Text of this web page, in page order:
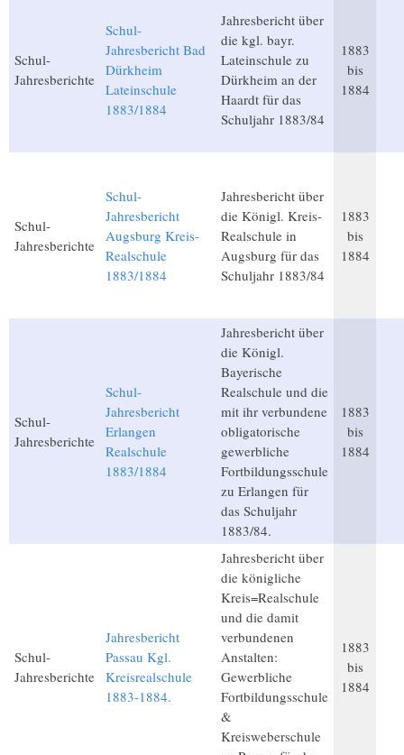
Schul-
Jahresberichte
Schul-
Jahresbericht Bad
Dürkheim
Lateinschule
1883/1884
Jahresbericht über
die kgl. bayr.
Lateinschule zu
Dürkheim an der
Haardt für das
Schuljahr 1883/84
1883
bis
1884
Schul-
Jahresberichte
Schul-
Jahresbericht
Augsburg Kreis-
Realschule
1883/1884
Jahresbericht über
die Königl. Kreis-
Realschule in
Augsburg für das
Schuljahr 1883/84
1883
bis
1884
Schul-
Jahresberichte
Schul-
Jahresbericht
Erlangen
Realschule
1883/1884
Jahresbericht über
die Königl.
Bayerische
Realschule und die
mit ihr verbundene
obligatorische
gewerbliche
Fortbildungsschule
zu Erlangen für
das Schuljahr
1883/84.
1883
bis
1884
Schul-
Jahresberichte
Jahresbericht
Passau Kgl.
Kreisrealschule
1883-1884.
Jahresbericht über
die königliche
Kreis=Realschule
und die damit
verbundenen
Anstalten:
Gewerbliche
Fortbildungsschule
&
Kreisweberschule
1883
bis
1884